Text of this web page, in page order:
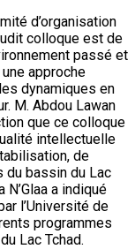
d’organisation
colloque est de
passé et
approche
dynamiques en
M. Abdou Lawan
que ce colloque
intellectuelle
de
bassin du Lac
a indiqué
l’Université de
programmes
Lac Tchad.